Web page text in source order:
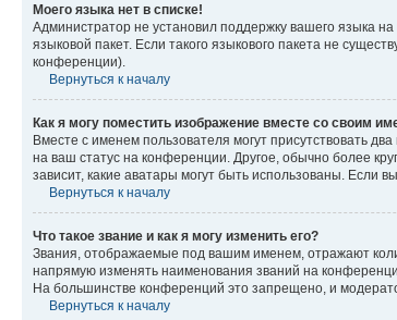
Моего языка нет в списке!
Администратор не установил поддержку вашего языка
языковой пакет. Если такого языкового пакета не
конференции).
Вернуться к началу
Как я могу поместить изображение вместе со своим
Вместе с именем пользователя могут присутствовать
на ваш статус на конференции. Другое, обычно более
зависит, какие аватары могут быть использованы. Если
Вернуться к началу
Что такое звание и как я могу изменить его?
Звания, отображаемые под вашим именем, отражают
напрямую изменять наименования званий на
На большинстве конференций это запрещено, и
Вернуться к началу